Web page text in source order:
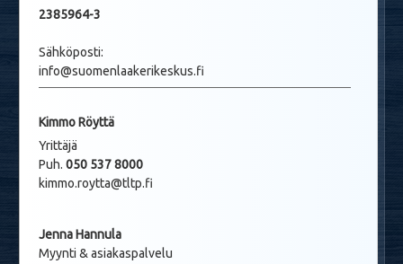
2385964-3
Sähköposti:
info@suomenlaakerikeskus.fi
Kimmo Röyttä
Yrittäjä
Puh. 050 537 8000
kimmo.roytta@tltp.fi
Jenna Hannula
Myynti & asiakaspalvelu